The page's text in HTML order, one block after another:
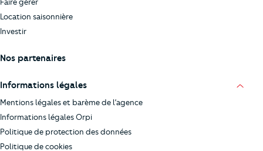
Faire gérer
Location saisonnière
Investir
Nos partenaires
Informations légales
Mentions légales et barème de l’agence
Informations légales Orpi
Politique de protection des données
Politique de cookies